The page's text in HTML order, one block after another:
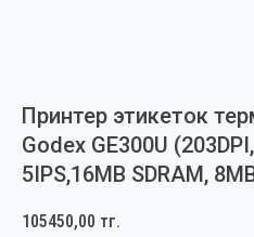
Принтер этикеток
Godex GE300U
5IPS,16MB SDRAM,
105450,00 тг.